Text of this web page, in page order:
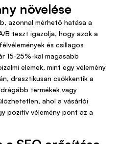
növelése
azonnal mérhető hatása a
B teszt igazolja, hogy azok a
és csillagos
15-25%-kal magasabb
elemek, mint egy vélemény
drasztikusan csökkentik a
drágább termékek vagy
ahol a vásárlói
pozitív vélemény pont az a